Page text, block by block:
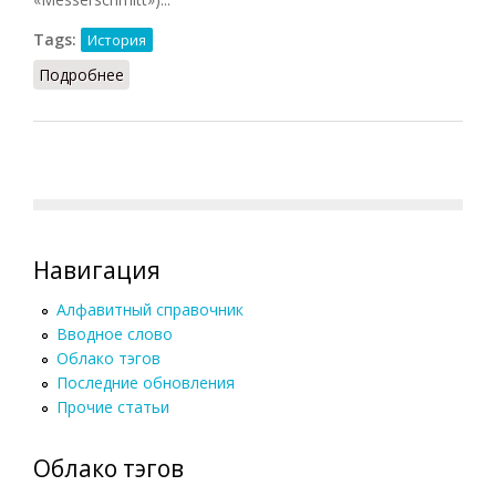
Tags:
История
Подробнее
Навигация
Алфавитный справочник
Вводное слово
Облако тэгов
Последние обновления
Прочие статьи
Облако тэгов